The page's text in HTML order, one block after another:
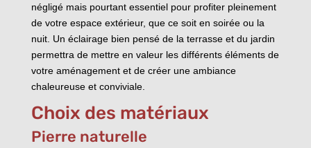
négligé mais pourtant essentiel pour profiter pleinement
de votre espace extérieur, que ce soit en soirée ou la
nuit. Un éclairage bien pensé de la terrasse et du jardin
permettra de mettre en valeur les différents éléments de
votre aménagement et de créer une ambiance
chaleureuse et conviviale.
Choix des matériaux
Pierre naturelle